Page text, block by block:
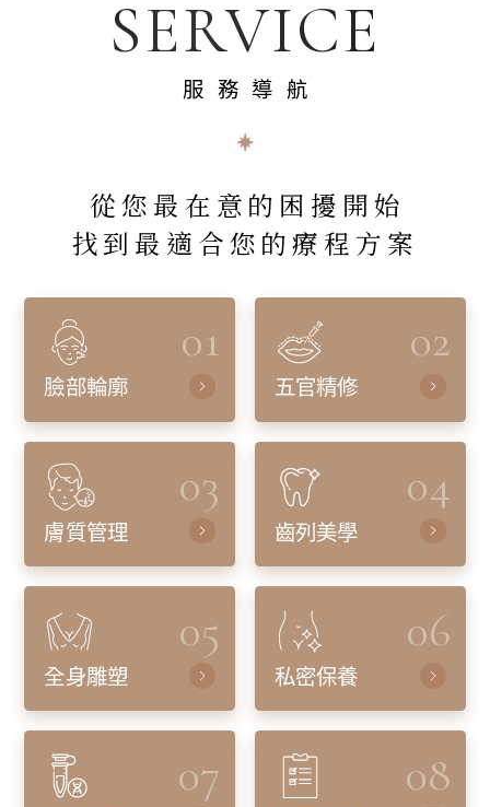
SERVICE
服務導航
從您最在意的困擾開始
找到最適合您的療程方案
01
臉部輪廓
02
五官精修
03
膚質管理
04
齒列美學
05
全身雕塑
06
私密保養
07 08